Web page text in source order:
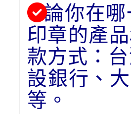
論你在哪
印章的產
款方式：
設銀行、
等。